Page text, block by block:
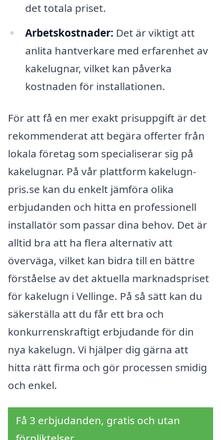
det totala priset.
Arbetskostnader: Det är viktigt att
anlita hantverkare med erfarenhet av
kakelugnar, vilket kan påverka
kostnaden för installationen.
För att få en mer exakt prisuppgift är det
rekommenderat att begära offerter från
lokala företag som specialiserar sig på
kakelugnar. På vår plattform kakelugn-
pris.se kan du enkelt jämföra olika
erbjudanden och hitta en professionell
installatör som passar dina behov. Det är
alltid bra att ha flera alternativ att
överväga, vilket kan bidra till en bättre
förståelse av det aktuella marknadspriset
för kakelugn i Vellinge. På så sätt kan du
säkerställa att du får ett bra och
konkurrenskraftigt erbjudande för din
nya kakelugn. Vi hjälper dig gärna att
hitta rätt firma och gör processen smidig
och enkel.
Få 3 erbjudanden, gratis och utan